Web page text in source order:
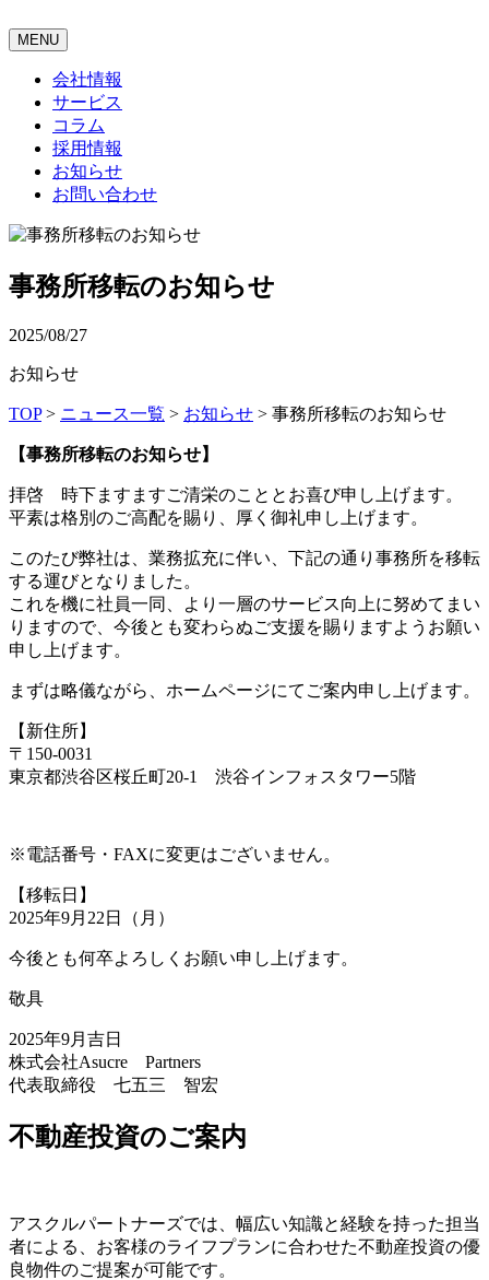
MENU
会社情報
サービス
コラム
採用情報
お知らせ
お問い合わせ
事務所移転のお知らせ
2025/08/27
お知らせ
TOP> ニュース一覧 > お知らせ > 事務所移転のお知らせ
【事務所移転のお知らせ】
拝啓 時下ますますご清栄のこととお喜び申し上げます。
平素は格別のご高配を賜り、厚く御礼申し上げます。
このたび弊社は、業務拡充に伴い、下記の通り事務所を移転
する運びとなりました。
これを機に社員一同、より一層のサービス向上に努めてまい
りますので、今後とも変わらぬご支援を賜りますようお願い
申し上げます。
まずは略儀ながら、ホームページにてご案内申し上げます。
【新住所】
〒150-0031
東京都渋谷区桜丘町20-1 渋谷インフォスタワー5階
※電話番号・FAXに変更はございません。
【移転日】
2025年9月22日（月）
今後とも何卒よろしくお願い申し上げます。
敬具
2025年9月吉日
株式会社Asucre Partners
代表取締役 七五三 智宏
不動産投資のご案内
アスクルパートナーズでは、幅広い知識と経験を持った担当
者による、お客様のライフプランに合わせた不動産投資の優
良物件のご提案が可能です。